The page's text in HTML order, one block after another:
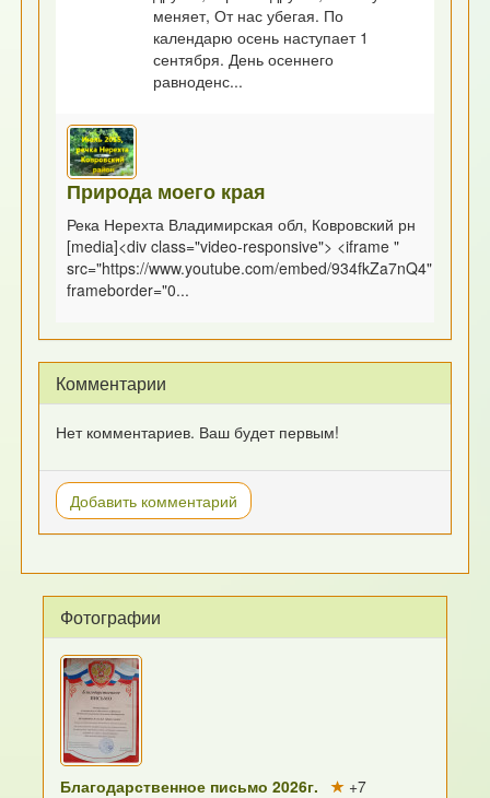
меняет, От нас убегая. По
календарю осень наступает 1
сентября. День осеннего
равноденс...
Природа моего края
Река Нерехта Владимирская обл, Ковровский рн
[media]<div class="video-responsive"> <iframe "
src="https://www.youtube.com/embed/934fkZa7nQ4"
frameborder="0...
Комментарии
Нет комментариев. Ваш будет первым!
Добавить комментарий
Фотографии
Благодарственное письмо 2026г. +7